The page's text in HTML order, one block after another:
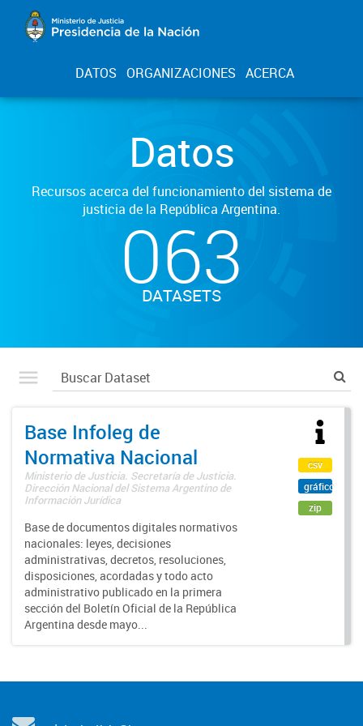
DATOS ORGANIZACIONES ACERCA
Datos
Recursos acerca del funcionamiento del sistema de
justicia de la República Argentina.
063
DATASETS
Base Infoleg de
Normativa Nacional
Ministerio de Justicia. Secretaría de Justicia.
Dirección Nacional del Sistema Argentino de
Información Jurídica
Base de documentos digitales normativos
nacionales: leyes, decisiones
administrativas, decretos, resoluciones,
disposiciones, acordadas y todo acto
administrativo publicado en la primera
sección del Boletín Oficial de la República
Argentina desde mayo...
csv
gráfico
zip